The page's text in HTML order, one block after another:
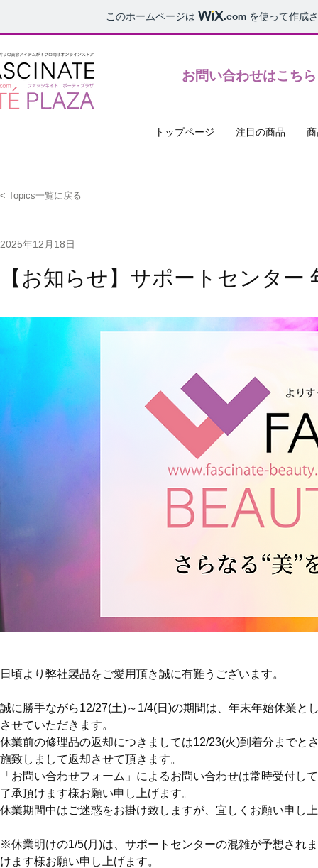
このホームページは .comを使って作成
​お問い合わせはこちら
トップページ 注目の商品
< Topics一覧に戻る
2025年12月18日
【お知らせ】サポートセンタ
日頃より弊社製品をご愛用頂き誠に有難うございます。
誠に勝手ながら12/27(土)～1/4(日)の期間は、年末年始休業
させていただきます。
休業前の修理品の返却につきましては12/23(火)到着分までと
施致しまして返却させて頂きます。
「お問い合わせフォーム」によるお問い合わせは常時受付
了承頂けます様お願い申し上げます。
休業期間中はご迷惑をお掛け致しますが、宜しくお願い申し
※休業明けの1/5(月)は、サポートセンターの混雑が予想され
けます様お願い申し上げます。